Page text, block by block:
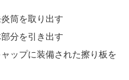
筒を取り出す
分を引き出す
ップに装備された擦り板を